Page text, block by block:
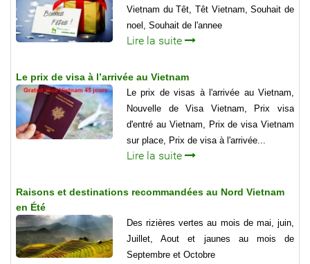
Vietnam du Têt, Têt Vietnam, Souhait de
noel, Souhait de l'annee
Lire la suite
Le prix de visa à l’arrivée au Vietnam
Le prix de visas à l'arrivée au Vietnam,
Nouvelle de Visa Vietnam, Prix visa
d'entré au Vietnam, Prix de visa Vietnam
sur place, Prix de visa à l'arrivée...
Lire la suite
Raisons et destinations recommandées au Nord Vietnam
en Été
Des rizières vertes au mois de mai, juin,
Juillet, Aout et jaunes au mois de
Septembre et Octobre